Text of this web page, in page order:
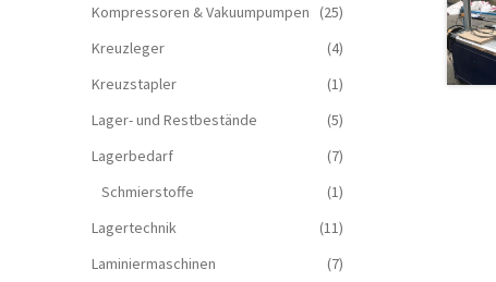
Kompressoren & Vakuum­pumpen
(25)
Kreuzleger
(4)
Kreuzstapler
(1)
Lager- und Restbestände
(5)
Lagerbedarf
(7)
Schmierstoffe
(1)
Lagertechnik
(11)
Laminiermaschinen
(7)